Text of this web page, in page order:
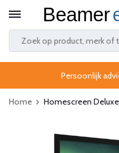
Persoonlijk
Home Homescreen Deluxe